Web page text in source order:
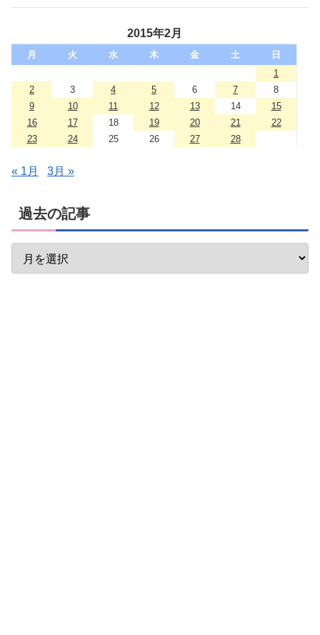
2015年2月
月 火 水 木 金 土
日
1
2
3 4 5 6 7
8
9
10 11 12 13 14
15
16
17 18 19 20 21
22
23
24 25 26 27 28
« 1月 3月 »
過去の記事